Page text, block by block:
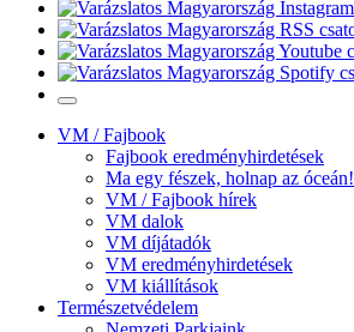
VM / Fajbook
Fajbook eredményhirdetések
Ma egy fészek, holnap az óceán!
VM / Fajbook hírek
VM dalok
VM díjátadók
VM eredményhirdetések
VM kiállítások
Természetvédelem